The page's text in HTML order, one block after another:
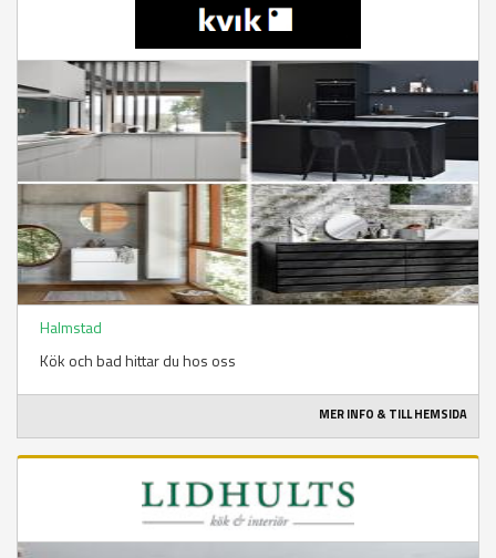
Halmstad
Kök och bad hittar du hos oss
MER INFO & TILL HEMSIDA